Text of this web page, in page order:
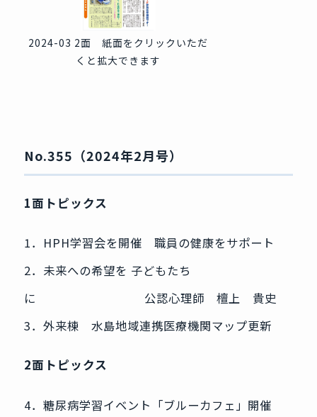
2024-03 2面 紙面をクリックいただ
くと拡大できます
No.355（2024年2月号）
1面トピックス
1．HPH学習会を開催 職員の健康をサポート
2．未来への希望を 子どもたち
に 公認心理師 檀上 貴史
3．外来棟 水島地域連携医療機関マップ更新
2面トピックス
4．糖尿病学習イベント「ブルーカフェ」開催